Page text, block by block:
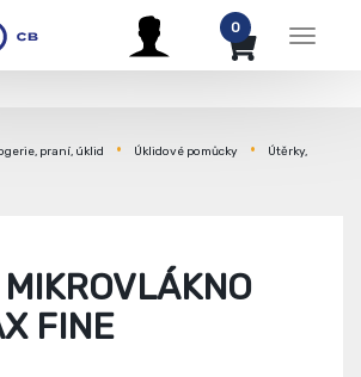
Menu
0
praní, úklid Úklidové pomůcky
Útěrky,
FINE